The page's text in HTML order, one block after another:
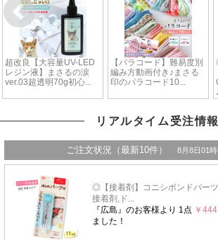
リアルタイム受注情報